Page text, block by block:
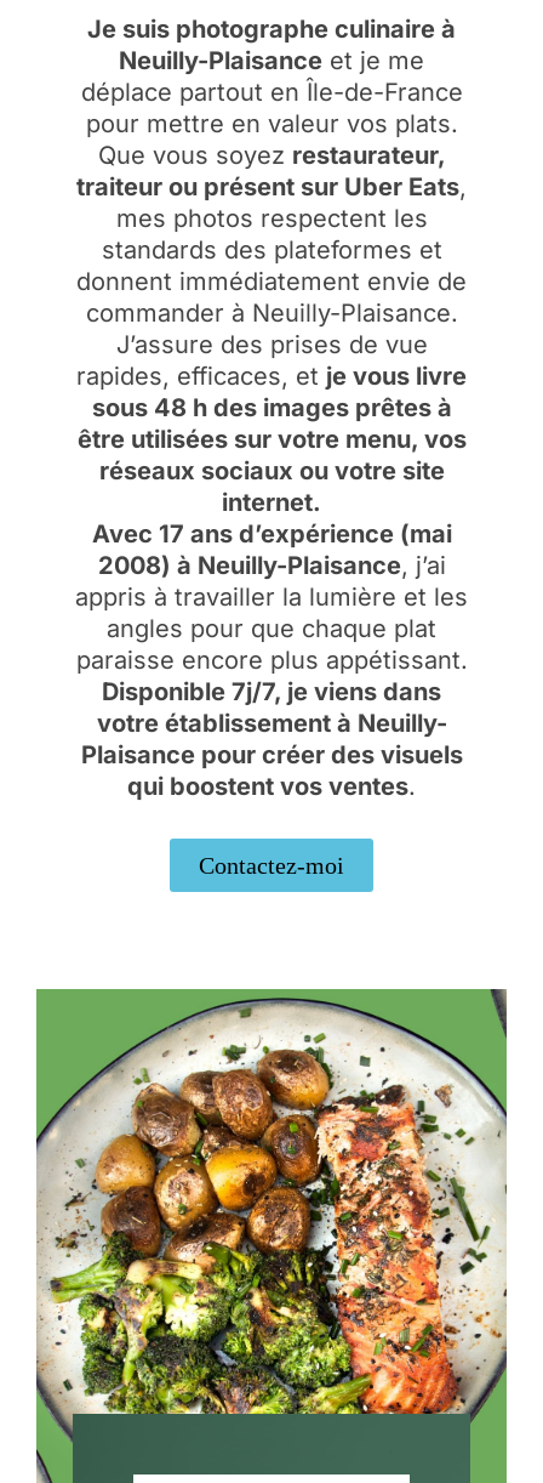
Je suis photographe culinaire à
Neuilly-Plaisance et je me
déplace partout en Île-de-France
pour mettre en valeur vos plats.
Que vous soyez restaurateur,
traiteur ou présent sur Uber Eats,
mes photos respectent les
standards des plateformes et
donnent immédiatement envie de
commander à Neuilly-Plaisance.
J’assure des prises de vue
rapides, efficaces, et je vous livre
sous 48 h des images prêtes à
être utilisées sur votre menu, vos
réseaux sociaux ou votre site
internet.
Avec 17 ans d’expérience (mai
2008) à Neuilly-Plaisance, j’ai
appris à travailler la lumière et les
angles pour que chaque plat
paraisse encore plus appétissant.
Disponible 7j/7, je viens dans
votre établissement à Neuilly-
Plaisance pour créer des visuels
qui boostent vos ventes.
Contactez-moi